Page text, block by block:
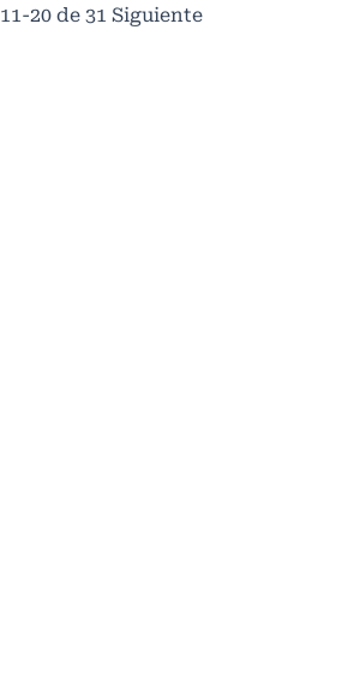
11-20 de 31 Siguiente